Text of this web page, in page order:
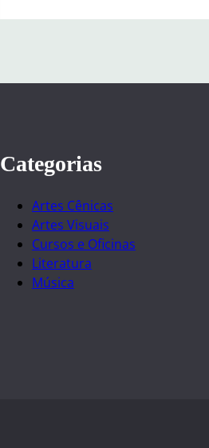
Categorias
Artes Cênicas
Artes Visuais
Cursos e Oficinas
Literatura
Música